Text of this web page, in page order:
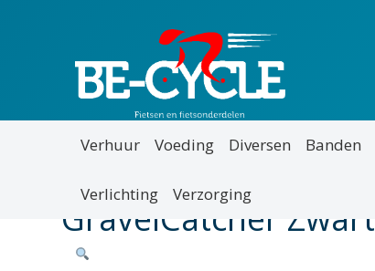
Verhuur Voeding Diversen Banden
Verlichting Verzorging
GravelCatcher Zwart